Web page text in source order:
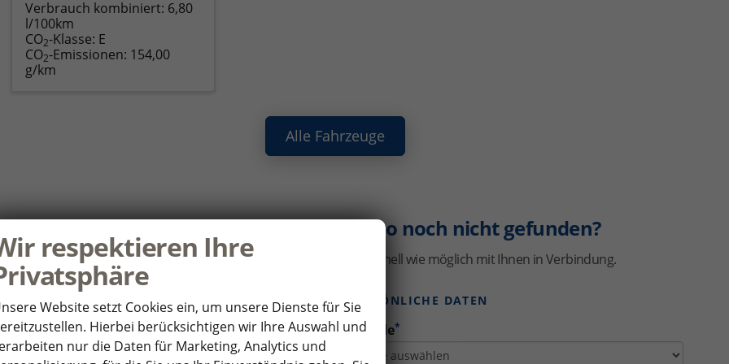
Verbrauch kombiniert: 6,80
l/100km
CO2-Klasse: E
CO2-Emissionen: 154,00
g/km
Alle Fahrzeuge
haben noch Fragen oder Ihr Wunschauto noch nicht gefunden?
Sie uns Ihre Anfrage über das Formular. Wir setzen uns so schnell wie möglich mit Ihnen in Verbindung.
WUNSCHFAHRZEUG
*
PERSÖNLICHE DATEN
Anrede*
respektieren Ihre
Website setzt Cookies ein, um unsere Dienste für Sie
Hierbei berücksichtigen wir Ihre Auswahl und
nur die Daten für Marketing, Analytics und